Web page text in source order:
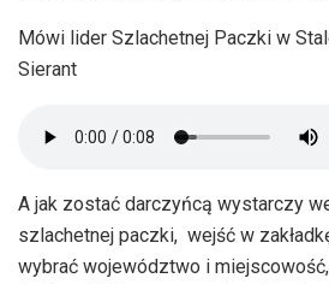
Mówi lider Szlachetnej Paczki w
Sierant
A jak zostać darczyńcą wystarczy
szlachetnej paczki, wejść w
wybrać województwo i